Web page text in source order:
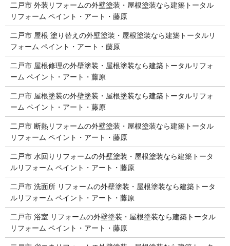
二戸市 外装リフォームの外壁塗装・屋根塗装なら建築トータル
リフォーム ペイント・アート・藤原
二戸市 屋根 塗り替えの外壁塗装・屋根塗装なら建築トータルリ
フォーム ペイント・アート・藤原
二戸市 屋根修理の外壁塗装・屋根塗装なら建築トータルリフォ
ーム ペイント・アート・藤原
二戸市 屋根塗装の外壁塗装・屋根塗装なら建築トータルリフォ
ーム ペイント・アート・藤原
二戸市 断熱リフォームの外壁塗装・屋根塗装なら建築トータル
リフォーム ペイント・アート・藤原
二戸市 水回りリフォームの外壁塗装・屋根塗装なら建築トータ
ルリフォーム ペイント・アート・藤原
二戸市 洗面所 リフォームの外壁塗装・屋根塗装なら建築トータ
ルリフォーム ペイント・アート・藤原
二戸市 浴室 リフォームの外壁塗装・屋根塗装なら建築トータル
リフォーム ペイント・アート・藤原